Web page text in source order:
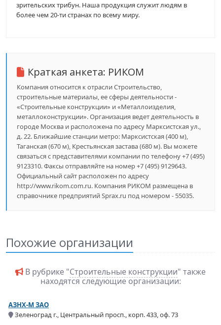
зрительских трибун. Наша продукция служит людям в
более чем 20-ти странах по всему миру.
Краткая анкета: РИКОМ
Компания относится к отрасли Строительство,
строительные материалы, ее сферы деятельности -
«Строительные конструкции» и «Металлоизделия,
металлоконструкции». Организация ведет деятельность в
городе Москва и расположена по адресу Марксистская ул.,
д. 22. Ближайшие станции метро: Марксистская (400 м),
Таганская (670 м), Крестьянская застава (680 м). Вы можете
связаться с представителями компании по телефону +7 (495)
9123310. Факсы отправляйте на номер +7 (495) 9129643.
Официальный сайт расположен по адресу
http://www.rikom.com.ru. Компания РИКОМ размещена в
справочнике предприятий Sprax.ru под номером - 55035.
Похожие организации
В рубрике "Строительные конструкции" также
находятся следующие организации:
АЗНХ-М ЗАО
Зеленоград г., Центральный просп., корп. 433, оф. 73